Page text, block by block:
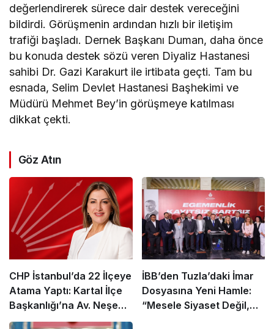
değerlendirerek sürece dair destek vereceğini
bildirdi. Görüşmenin ardından hızlı bir iletişim
trafiği başladı. Dernek Başkanı Duman, daha önce
bu konuda destek sözü veren Diyaliz Hastanesi
sahibi Dr. Gazi Karakurt ile irtibata geçti. Tam bu
esnada, Selim Devlet Hastanesi Başhekimi ve
Müdürü Mehmet Bey’in görüşmeye katılması
dikkat çekti.
Göz Atın
CHP İstanbul’da 22 İlçeye
Atama Yaptı: Kartal İlçe
Başkanlığı’na Av. Neşe
Büklü Getirildi
İBB’den Tuzla’daki İmar
Dosyasına Yeni Hamle:
“Mesele Siyaset Değil,